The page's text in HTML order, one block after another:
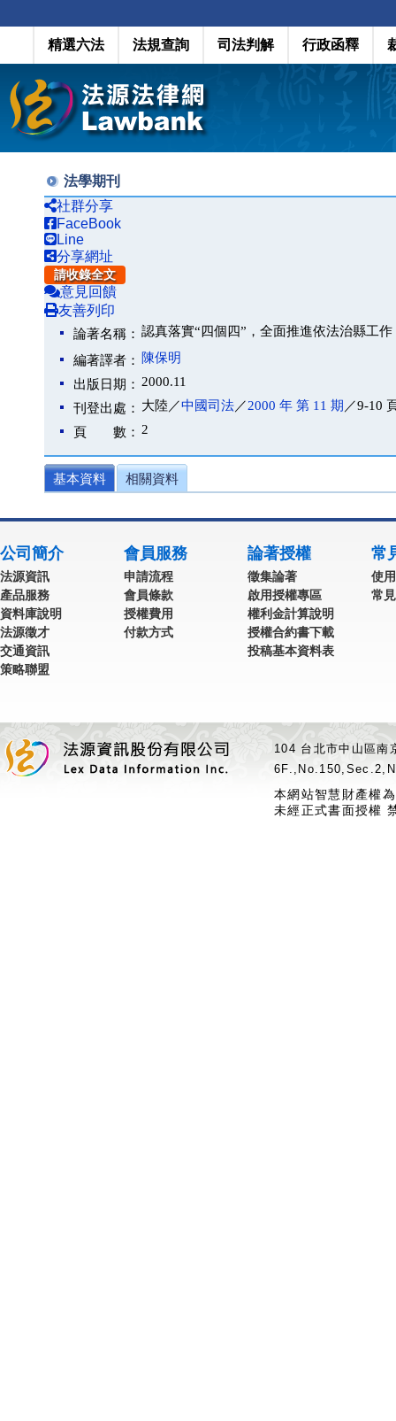
精選六法 法規查詢 司法判解 行政函釋
法學期刊
社群分享
FaceBook
Line
分享網址
請收錄全文
意見回饋
友善列印
論著名稱： 認真落實“四個四”，全面推進依法治縣工作
編著譯者：
陳保明
出版日期： 2000.11
刊登出處： 大陸／中國司法／2000 年 第 11 期 ／9-10
頁 數： 2
基本資料 相關資料
公司簡介
法源資訊
產品服務
資料庫說明
法源徵才
交通資訊
策略聯盟
會員服務
申請流程
會員條款
授權費用
付款方式
論著授權
徵集論著
啟用授權專區
權利金計算說明
授權合約書下載
投稿基本資料表
常
使
常
104 台北市中山區
本網站智慧財產權
未經正式書面授權